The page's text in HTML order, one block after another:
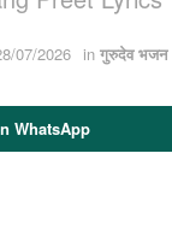
07/2026 in गुरुदेव भजन
WhatsApp